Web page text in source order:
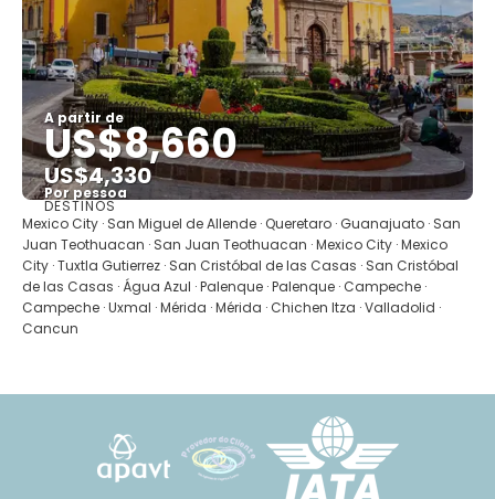
A partir de
US$8,660
US$4,330
Por pessoa
Mostrar
DESTINOS
Mexico City · San Miguel de Allende · Queretaro · Guanajuato · San
Juan Teothuacan · San Juan Teothuacan · Mexico City · Mexico
City · Tuxtla Gutierrez · San Cristóbal de las Casas · San Cristóbal
de las Casas · Água Azul · Palenque · Palenque · Campeche ·
Campeche · Uxmal · Mérida · Mérida · Chichen Itza · Valladolid ·
Cancun